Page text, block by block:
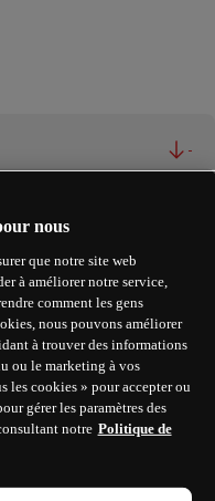
-
nous
que notre site web
à améliorer notre service,
comment les gens
nous pouvons améliorer
à trouver des informations
ou le marketing à vos
les cookies » pour accepter ou
gérer les paramètres des
notre Politique de